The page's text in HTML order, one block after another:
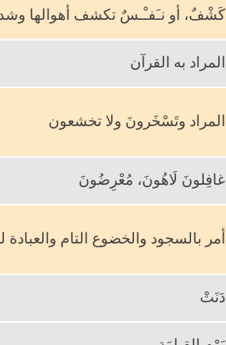
كَشْفٌ، أو نـَفـْـسٌ تكشف أهوالها
المراد به القرآن
المراد وتَسْخَرونَ ولا تخشعون
غافِلونَ لَاهُونَ، مُعْرِضُونَ
أمر بالسجود والخضوع التام والعبادة
دَنَتْ